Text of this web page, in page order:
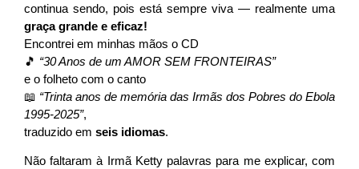
continua sendo, pois está sempre viva — realmente uma
graça grande e eficaz!
Encontrei em minhas mãos o CD
🎵 “30 Anos de um AMOR SEM FRONTEIRAS”
e o folheto com o canto
📖 “Trinta anos de memória das Irmãs dos Pobres do Ebola
1995-2025”,
traduzido em seis idiomas.
Não faltaram à Irmã Ketty palavras para me explicar, com